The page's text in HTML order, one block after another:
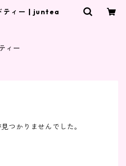
ティー | juntea
ィー
つかりませんでした。